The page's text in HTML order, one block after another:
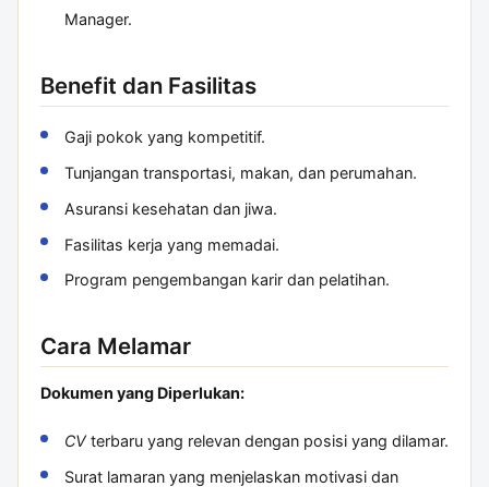
Manager.
Benefit dan Fasilitas
Gaji pokok yang kompetitif.
Tunjangan transportasi, makan, dan perumahan.
Asuransi kesehatan dan jiwa.
Fasilitas kerja yang memadai.
Program pengembangan karir dan pelatihan.
Cara Melamar
Dokumen yang Diperlukan:
CVterbaru yang relevan dengan posisi yang dilamar.
Surat lamaran yang menjelaskan motivasi dan